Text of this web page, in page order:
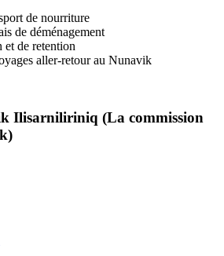
de nourriture
de déménagement
et de retention
aller-retour au Nunavik
Ilisarniliriniq (La commission